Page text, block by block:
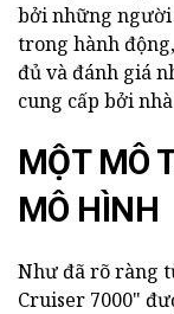
bởi những
trong hành
đủ và đánh giá
cung cấp bởi
MỘT MÔ
MÔ HÌNH
Như đã rõ ràng
Cruiser 7000"